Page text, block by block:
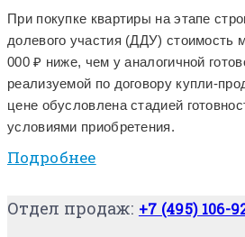
При покупке квартиры на этапе
долевого участия (ДДУ) стоимость
000 ₽ ниже, чем у аналогичной
реализуемой по договору купли-
цене обусловлена стадией
условиями приобретения.
Подробнее
Отдел продаж: +7 (495) 106-